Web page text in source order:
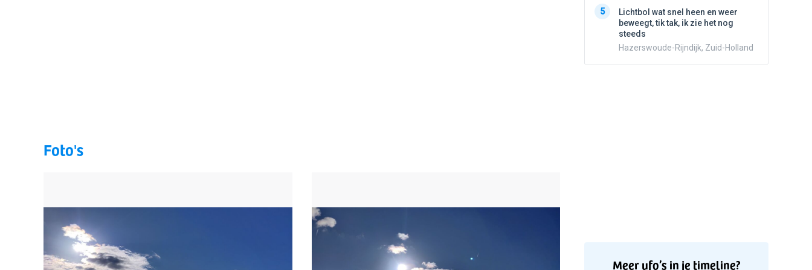
Foto's
5
Lichtbol wat snel heen en weer
beweegt, tik tak, ik zie het nog
steeds
Hazerswoude-Rijndijk, Zuid-Holland
Meer ufo’s in je timeline?